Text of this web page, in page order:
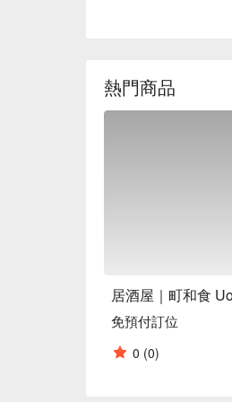
熱門商品
居酒屋｜町和食
免預付訂位
0 (0)